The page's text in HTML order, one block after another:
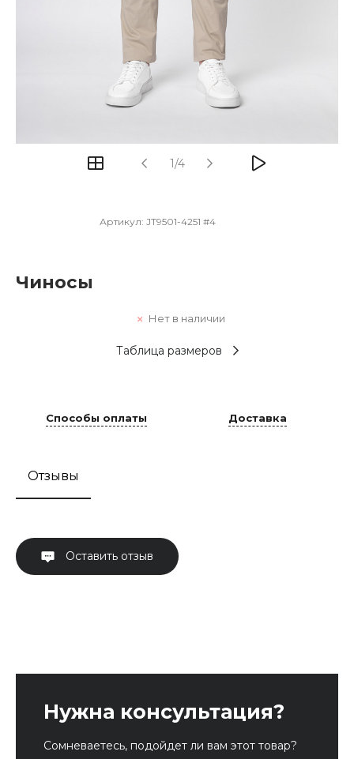
1/4
Артикул: JT9501-4251 #4
Чиносы
Нет в наличии
Таблица размеров
Способы оплаты Доставка
Отзывы
Оставить отзыв
Нужна консультация?
Сомневаетесь, подойдет ли вам этот товар?